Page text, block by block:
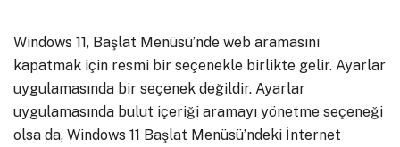
Windows 11, Başlat Menüsü’nde web aramasını
kapatmak için resmi bir seçenekle birlikte gelir. Ayarlar
uygulamasında bir seçenek değildir. Ayarlar
uygulamasında bulut içeriği aramayı yönetme seçeneği
olsa da, Windows 11 Başlat Menüsü’ndeki İnternet